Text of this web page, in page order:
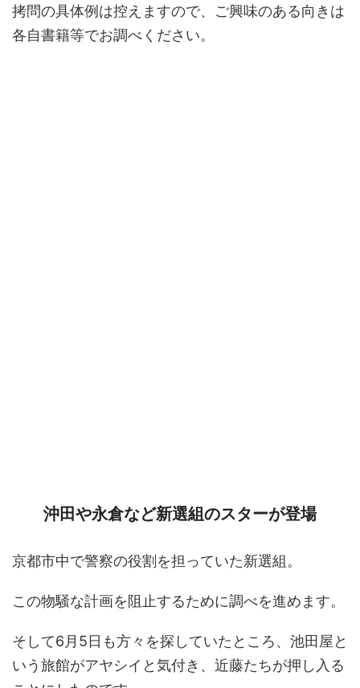
拷問の具体例は控えますので、ご興味のある向きは
各自書籍等でお調べください。
沖田や永倉など新選組のスターが登場
京都市中で警察の役割を担っていた新選組。
この物騒な計画を阻止するために調べを進めます。
そして6月5日も方々を探していたところ、池田屋と
いう旅館がアヤシイと気付き、近藤たちが押し入る